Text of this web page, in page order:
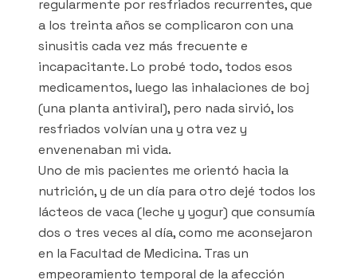
regularmente por resfriados recurrentes, que
a los treinta años se complicaron con una
sinusitis cada vez más frecuente e
incapacitante. Lo probé todo, todos esos
medicamentos, luego las inhalaciones de boj
(una planta antiviral), pero nada sirvió, los
resfriados volvían una y otra vez y
envenenaban mi vida.
Uno de mis pacientes me orientó hacia la
nutrición, y de un día para otro dejé todos los
lácteos de vaca (leche y yogur) que consumía
dos o tres veces al día, como me aconsejaron
en la Facultad de Medicina. Tras un
empeoramiento temporal de la afección